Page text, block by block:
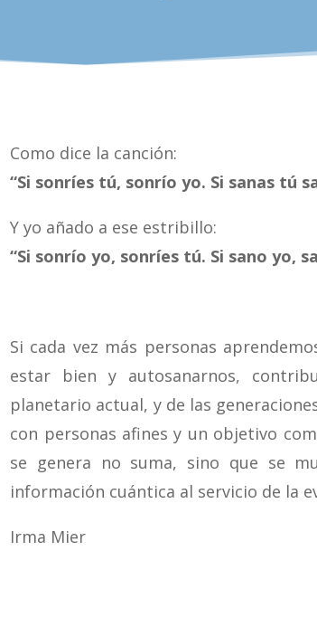
Como dice la canción:
“Si sonríes tú, sonrío yo. Si sanas tú
Y yo añado a ese estribillo:
“Si sonrío yo, sonríes tú. Si sano yo,
Si cada vez más personas
estar bien y autosanarnos,
planetario actual, y de las
con personas afines y un objetivo
se genera no suma, sino que se
información cuántica al servicio de la
Irma Mier